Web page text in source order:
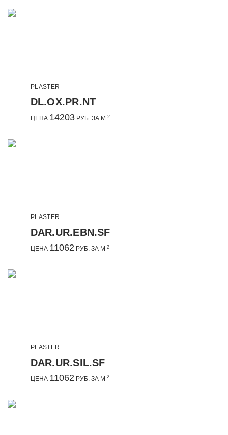
PLASTER
DL.OX.PR.NT
ЦЕНА 14203РУБ. ЗА М 2
PLASTER
DAR.UR.EBN.SF
ЦЕНА 11062 РУБ. ЗА М 2
PLASTER
DAR.UR.SIL.SF
ЦЕНА 11062 РУБ. ЗА М 2